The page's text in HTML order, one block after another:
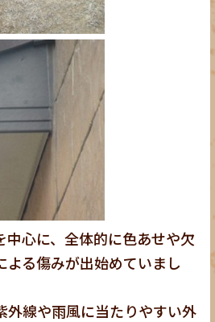
中心に、全体的に色あせや欠
よる傷みが出始めていまし
外線や雨風に当たりやすい外